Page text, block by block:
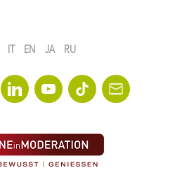
IT EN JA RU